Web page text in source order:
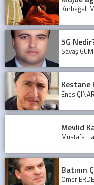
Kurbağalı
5G
Savaş
Kestane
Enes ÇINAR
Mevlid
Mustafa
Batının
Ömer